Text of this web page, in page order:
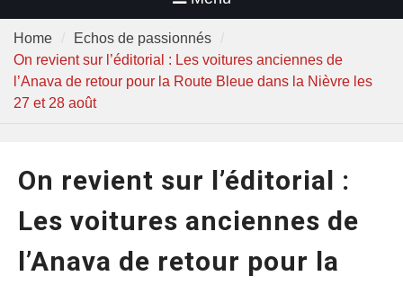
Home
Echos de passionnés
On revient sur l’éditorial : Les voitures anciennes de
l’Anava de retour pour la Route Bleue dans la Nièvre les
27 et 28 août
On revient sur l’éditorial :
Les voitures anciennes de
l’Anava de retour pour la